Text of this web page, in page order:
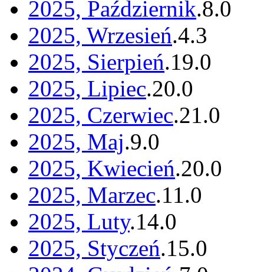
2025, Październik.8.0
2025, Wrzesień.4.3
2025, Sierpień.19.0
2025, Lipiec.20.0
2025, Czerwiec.21.0
2025, Maj.9.0
2025, Kwiecień.20.0
2025, Marzec.11.0
2025, Luty.14.0
2025, Styczeń.15.0